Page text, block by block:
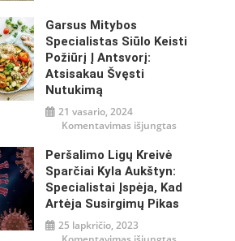
veikiančių,
viršsvorio
Garsus Mitybos
Specialistas Siūlo Keisti
Požiūrį Į Antsvorį:
Atsisakau Švęsti
Nutukimą
21 vasario, 2024
Komentavimas išjungtasįraše
požiūrį
į
antsvorį:
atsisakau
Peršalimo Ligų Kreivė
Sparčiai Kyla Aukštyn:
Specialistai Įspėja, Kad
Artėja Susirgimų Pikas
25 lapkričio, 2023